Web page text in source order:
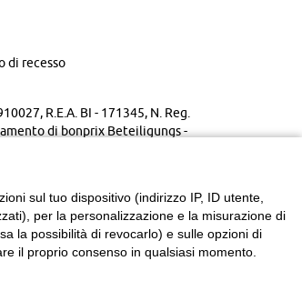
di recesso
R.E.A. BI - 171345, N. Reg.
di bonprix Beteiligungs -
sul tuo dispositivo (indirizzo IP, ID utente,
per la personalizzazione e la misurazione di
la possibilità di revocarlo) e sulle opzioni di
il proprio consenso in qualsiasi momento.